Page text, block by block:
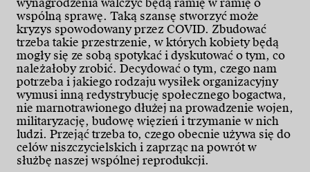
wynagrodzenia walczyć będą ramię w ramię o
wspólną sprawę. Taką szansę stworzyć może
kryzys spowodowany przez COVID. Zbudować
trzeba takie przestrzenie, w których kobiety będą
mogły się ze sobą spotykać i dyskutować o tym, co
należałoby zrobić. Decydować o tym, czego nam
potrzeba i jakiego rodzaju wysiłek organizacyjny
wymusi inną redystrybucję społecznego bogactwa,
nie marnotrawionego dłużej na prowadzenie wojen,
militaryzację, budowę więzień i trzymanie w nich
ludzi. Przejąć trzeba to, czego obecnie używa się do
celów niszczycielskich i zaprząc na powrót w
służbę naszej wspólnej reprodukcji.